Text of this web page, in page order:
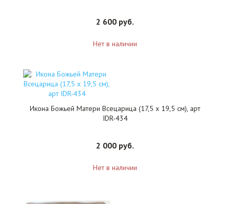
2 600 руб.
Нет в наличии
Икона Божьей Матери Всецарица (17,5 х 19,5 см), арт
IDR-434
2 000 руб.
Нет в наличии